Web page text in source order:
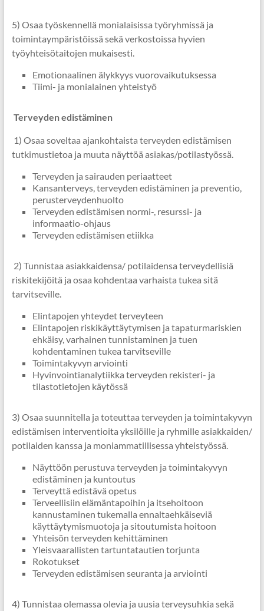
5) Osaa työskennellä monialaisissa työryhmissä ja
toimintaympäristöissä sekä verkostoissa hyvien
työyhteisötaitojen mukaisesti.
Emotionaalinen älykkyys vuorovaikutuksessa
Tiimi- ja monialainen yhteistyö
Terveyden edistäminen
1) Osaa soveltaa ajankohtaista terveyden edistämisen
tutkimustietoa ja muuta näyttöä asiakas/potilastyössä.
Terveyden ja sairauden periaatteet
Kansanterveys, terveyden edistäminen ja preventio,
perusterveydenhuolto
Terveyden edistämisen normi-, resurssi- ja
informaatio-ohjaus
Terveyden edistämisen etiikka
2) Tunnistaa asiakkaidensa/ potilaidensa terveydellisiä
riskitekijöitä ja osaa kohdentaa varhaista tukea sitä
tarvitseville.
Elintapojen yhteydet terveyteen
Elintapojen riskikäyttäytymisen ja tapaturmariskien
ehkäisy, varhainen tunnistaminen ja tuen
kohdentaminen tukea tarvitseville
Toimintakyvyn arviointi
Hyvinvointianalytiikka terveyden rekisteri- ja
tilastotietojen käytössä
3) Osaa suunnitella ja toteuttaa terveyden ja toimintakyvyn
edistämisen interventioita yksilöille ja ryhmille asiakkaiden/
potilaiden kanssa ja moniammatillisessa yhteistyössä.
Näyttöön perustuva terveyden ja toimintakyvyn
edistäminen ja kuntoutus
Terveyttä edistävä opetus
Terveellisiin elämäntapoihin ja itsehoitoon
kannustaminen tukemalla ennaltaehkäiseviä
käyttäytymismuotoja ja sitoutumista hoitoon
Yhteisön terveyden kehittäminen
Yleisvaarallisten tartuntatautien torjunta
Rokotukset
Terveyden edistämisen seuranta ja arviointi
4) Tunnistaa olemassa olevia ja uusia terveysuhkia sekä